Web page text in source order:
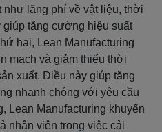
như lãng phí về vật liệu, thời
tăng cường hiệu suất
hai, Lean Manufacturing
mạch và giảm thiểu thời
xuất. Điều này giúp tăng
nhanh chóng với yêu cầu
Lean Manufacturing khuyến
nhân viên trong việc cải